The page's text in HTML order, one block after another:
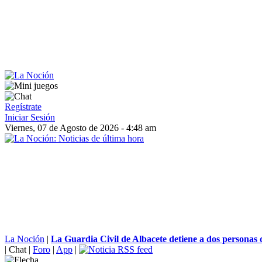
Regístrate
Iniciar Sesión
Viernes, 07 de Agosto de 2026 - 4:48 am
La Noción | La Guardia Civil de Albacete detiene a dos personas
| Chat | Foro | App |